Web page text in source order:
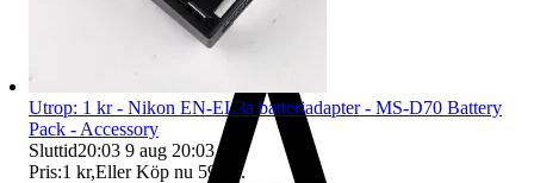
Utrop: 1 kr - Nikon EN-EL3a batteriadapter - MS-D70 Battery
Pack - Accessory
Sluttid20:03 9 aug 20:03.
Pris:1 kr,Eller Köp nu 59 kr .